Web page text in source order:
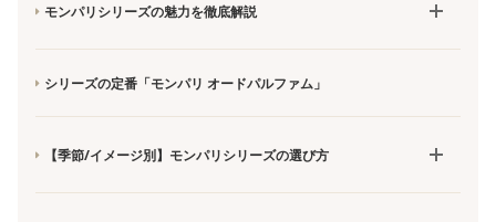
モンパリシリーズの魅力を徹底解説
シリーズの定番「モンパリ オードパルファム」
【季節/イメージ別】モンパリシリーズの選び方